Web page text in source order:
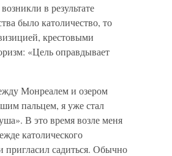
в результате
было католичество, то
крестовыми
«Цель оправдывает
Монреалем и озером
пальцем, я уже стал
В это время возле меня
католического
садиться. Обычно